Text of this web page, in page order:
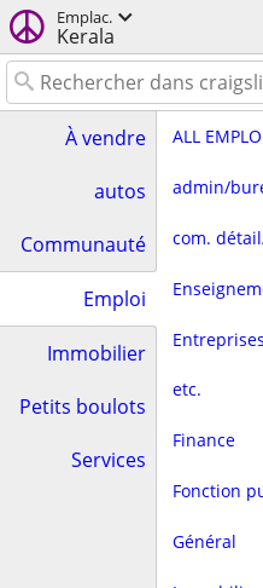
Emplac.
Kerala
À vendre
autos
Communauté
Emploi
Immobilier
Petits boulots
Services
ALL
admin/
com.
Entreprises
etc.
Finance
Fonction
Général